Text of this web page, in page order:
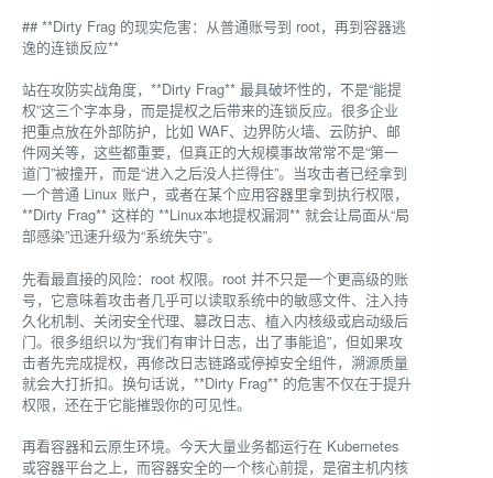
## **Dirty Frag 的现实危害：从普通账号到 root，再到容器逃
逸的连锁反应**
站在攻防实战角度，**Dirty Frag** 最具破坏性的，不是“能提
权”这三个字本身，而是提权之后带来的连锁反应。很多企业
把重点放在外部防护，比如 WAF、边界防火墙、云防护、邮
件网关等，这些都重要，但真正的大规模事故常常不是“第一
道门”被撞开，而是“进入之后没人拦得住”。当攻击者已经拿到
一个普通 Linux 账户，或者在某个应用容器里拿到执行权限，
**Dirty Frag** 这样的 **Linux本地提权漏洞** 就会让局面从“局
部感染”迅速升级为“系统失守”。
先看最直接的风险：root 权限。root 并不只是一个更高级的账
号，它意味着攻击者几乎可以读取系统中的敏感文件、注入持
久化机制、关闭安全代理、篡改日志、植入内核级或启动级后
门。很多组织以为“我们有审计日志，出了事能追”，但如果攻
击者先完成提权，再修改日志链路或停掉安全组件，溯源质量
就会大打折扣。换句话说，**Dirty Frag** 的危害不仅在于提升
权限，还在于它能摧毁你的可见性。
再看容器和云原生环境。今天大量业务都运行在 Kubernetes
或容器平台之上，而容器安全的一个核心前提，是宿主机内核